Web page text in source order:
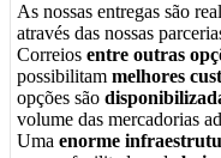
As nossas entregas são
através das nossas
Correios entre outras
possibilitam melhores
opções são
volume das mercadorias
Uma enorme